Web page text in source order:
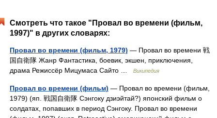
Смотреть что такое "Провал во времени (фильм,
1997)" в других словарях:
Провал во времени (фильм, 1979) — Провал во времени 戦
国自衛隊 Жанр Фантастика, боевик, экшен, приключения,
драма Режиссёр Мицумаса Сайто …
Википедия
Провал во времени (фильм) — Провал во времени (фильм,
1979) (яп. 戦国自衛隊 Сэнгоку дзиэйтай?) японский фильм о
солдатах, попавших в период Сэнгоку. Провал во времени